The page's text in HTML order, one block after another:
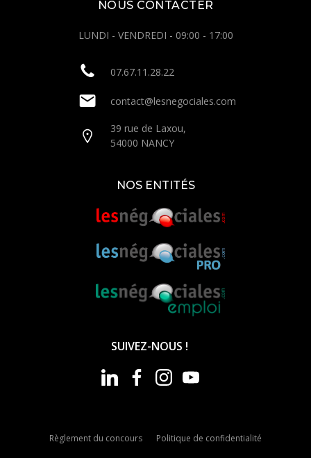
NOUS CONTACTER
LUNDI - VENDREDI - 09:00 - 17:00
07.67.11.28.22
contact@lesnegociales.com
39 rue de Laxou,
54000 NANCY
NOS ENTITÉS
SUIVEZ-NOUS !
Règlement du concours Politique de confidentialité